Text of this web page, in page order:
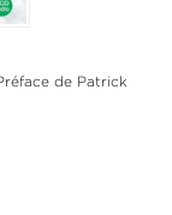
de Patrick